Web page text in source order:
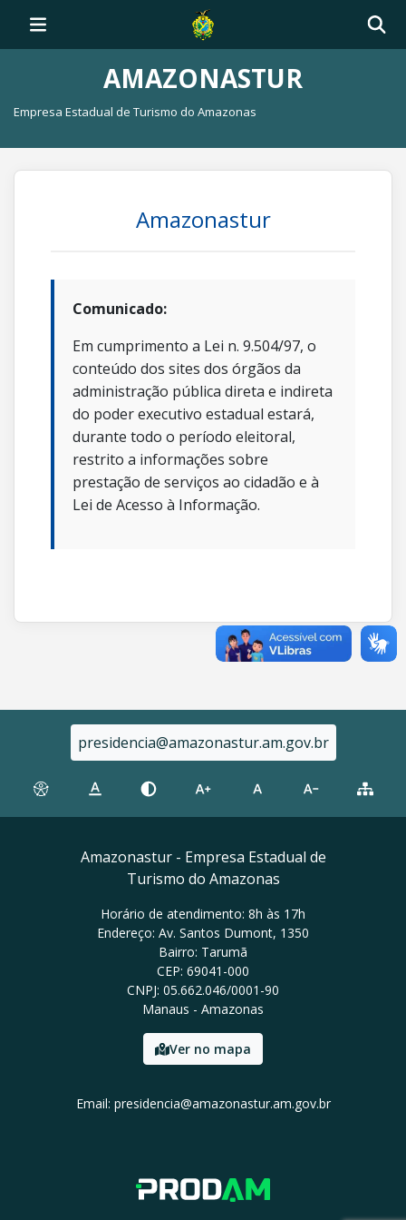
AMAZONASTUR
Empresa Estadual de Turismo do Amazonas
Amazonastur
Comunicado:
Em cumprimento a Lei n. 9.504/97, o
conteúdo dos sites dos órgãos da
administração pública direta e indireta
do poder executivo estadual estará,
durante todo o período eleitoral,
restrito a informações sobre
prestação de serviços ao cidadão e à
Lei de Acesso à Informação.
presidencia@amazonastur.am.gov.br
Amazonastur - Empresa Estadual de
Turismo do Amazonas
Horário de atendimento: 8h às 17h
Endereço: Av. Santos Dumont, 1350
Bairro: Tarumã
CEP: 69041-000
CNPJ: 05.662.046/0001-90
Manaus - Amazonas
Ver no mapa
Email: presidencia@amazonastur.am.gov.br